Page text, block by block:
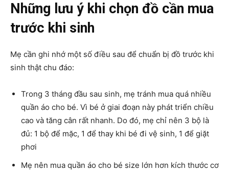
Những lưu ý khi chọn đồ cần mua
trước khi sinh
Mẹ cần ghi nhớ một số điều sau để chuẩn bị đồ trước khi
sinh thật chu đáo:
Trong 3 tháng đầu sau sinh, mẹ tránh mua quá nhiều
quần áo cho bé. Vì bé ở giai đoạn này phát triển chiều
cao và tăng cân rất nhanh. Do đó, mẹ chỉ nên 3 bộ là
đủ: 1 bộ để mặc, 1 để thay khi bé đi vệ sinh, 1 để giặt
phơi
Mẹ nên mua quần áo cho bé size lớn hơn kích thước cơ